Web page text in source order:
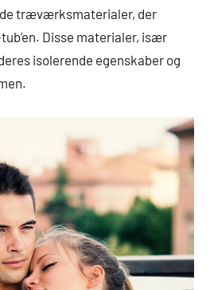
træværksmaterialer, der
Disse materialer, især
isolerende egenskaber og